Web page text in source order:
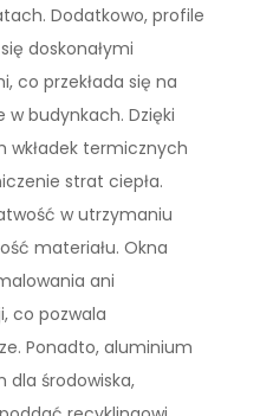
Dodatkowo, profile
doskonałymi
co przekłada się na
budynkach. Dzięki
wkładek termicznych
strat ciepła.
w utrzymaniu
materiału. Okna
ani
co pozwala
Ponadto, aluminium
dla środowiska,